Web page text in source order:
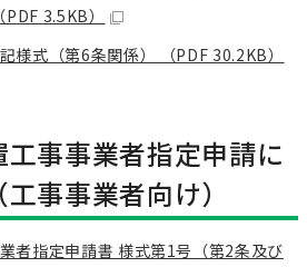
3.5KB）
式（第6条関係） （PDF 30.2KB）
事事業者指定申請に
事事業者向け）
者指定申請書 様式第1号（第2条及び